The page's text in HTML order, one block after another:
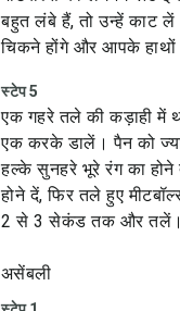
बहुत लंबे हैं, तो उन्हें काट
चिकने होंगे और आपके हाथों
स्टेप 5
एक गहरे तले की कड़ाही में
एक करके डालें। पैन को
हल्के सुनहरे भूरे रंग का
होने दें, फिर तले हुए
2 से 3 सेकंड तक और तलें।
असेंबली